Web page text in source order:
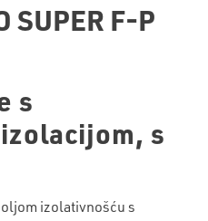
SUPER F-P
s
s
izolativnošću s